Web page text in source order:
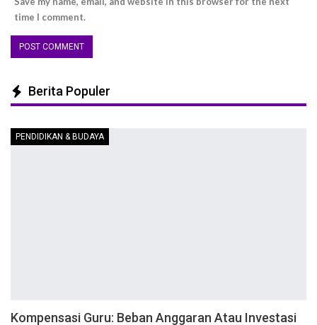
time I comment.
Berita Populer
PENDIDIKAN & BUDAYA
Kompensasi Guru: Beban Anggaran Atau Investasi